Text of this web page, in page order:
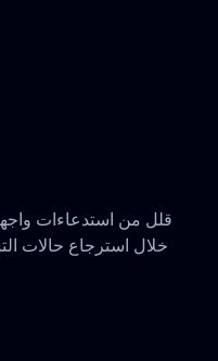
قلل من استدعاءات
خلال استرجاع حالات